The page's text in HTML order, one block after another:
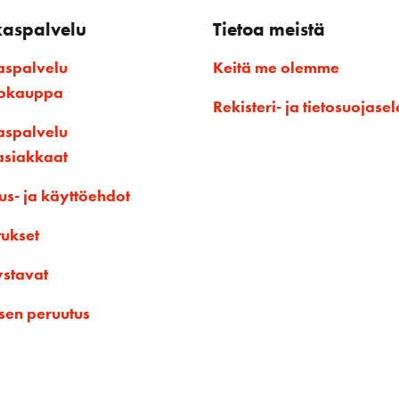
ja käyttöehdot
peruutus
Tietoa meistä
Keitä me olemme
Rekisteri- ja